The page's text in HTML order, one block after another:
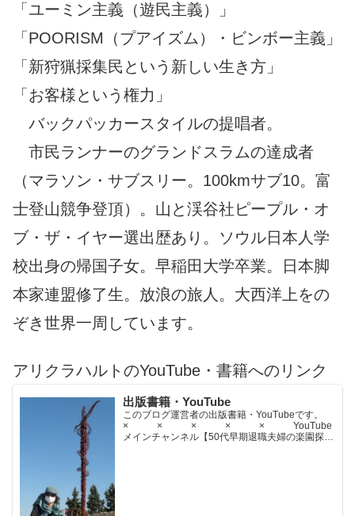
「ユーミン主義（遊民主義）」
「POORISM（プアイズム）・ビンボー主義」
「新狩猟採集民という新しい生き方」
「お客様という権力」
バックパッカースタイルの提唱者。
市民ランナーのグランドスラムの達成者
（マラソン・サブスリー。100kmサブ10。富
士登山競争登頂）。山と渓谷社ピープル・オ
ブ・ザ・イヤー選出歴あり。ソウル日本人学
校出身の帰国子女。早稲田大学卒業。日本脚
本家連盟修了生。放浪の旅人。大西洋上をの
ぞき世界一周しています。
アリクラハルトのYouTube・書籍へのリンク
出版書籍・YouTube
このブログ運営者の出版書籍・YouTubeです。
× × × × × YouTube
メインチャンネル【50代早期退職夫婦の楽園探求